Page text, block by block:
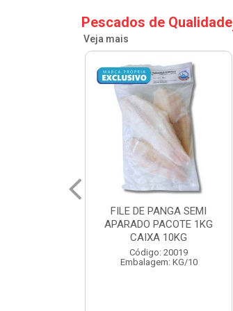
Pescados de Qualidade
Veja mais
POLACA DESFIADA
PESCAMARES PCT5KG
CX10KG
Código: 20161
Embalagem: KG/10